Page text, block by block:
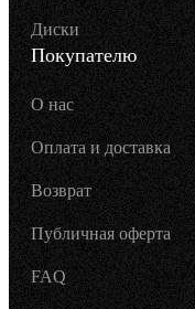
Диски
Покупателю
О нас
Оплата и доставка
Возврат
Публичная оферта
FAQ